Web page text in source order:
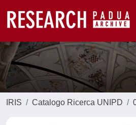
IRIS Catalogo Ricerca UNIPD